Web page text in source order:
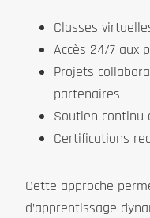
Classes
Accès 24/7 aux
Projets
partenaires
Soutien
Certifications
Cette approche
d’apprentissage